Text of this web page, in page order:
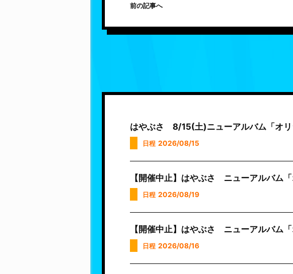
前の記事へ
はやぶさ 8/15(土)ニューアルバム「オ
日程 2026/08/15
【開催中止】はやぶさ ニューアルバム
日程 2026/08/19
【開催中止】はやぶさ ニューアルバム
日程 2026/08/16